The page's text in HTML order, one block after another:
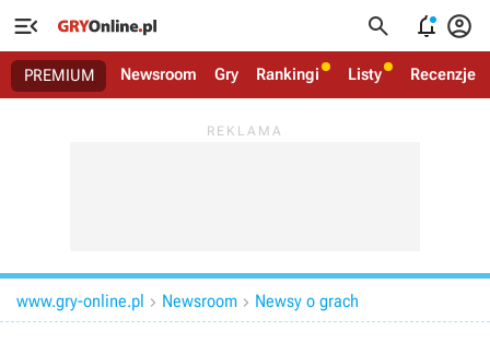
   
PREMIUM Newsroom Gry Rankingi Listy Recenzje
www.gry-online.pl  Newsroom  Newsy o grach